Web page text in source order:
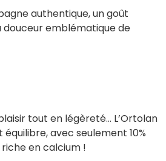
authentique, un goût
emblématique de
tout en légèreté… L’Ortolan
avec seulement 10%
en calcium !